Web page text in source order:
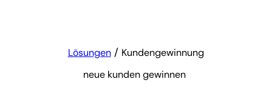
Lösungen
Kundengewinnung
neue kunden gewinnen